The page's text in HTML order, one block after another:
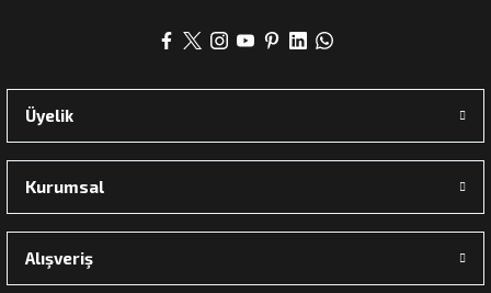
Üyelik
Kurumsal
Alışveriş